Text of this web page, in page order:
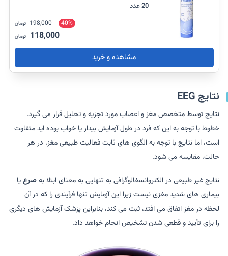
20 عدد
40%
198,000 تومان
118,000 تومان
مشاهده و خرید
نتایج EEG
نتایج توسط متخصص مغز و اعصاب مورد تجزیه و تحلیل قرار می گیرد.
خطوط با توجه به این که فرد در طول آزمایش بیدار یا خواب بوده اید متفاوت
است، اما نتایج با توجه به الگوی های ثابت فعالیت طبیعی مغز، در هر
حالت، مقایسه می شود.
نتایج غیر طبیعی در الکتروانسفالوگرافی به تنهایی به معنای ابتلا بهصرعیا
بیماری های شدید مغزی نیست زیرا این آزمایش تنها فرآیندی را که در آن
لحظه در مغز اتفاق می افتد، ثبت می کند، بنابراین پزشک آزمایش های دیگری
را برای تأیید و قطعی شدن تشخیص انجام خواهد داد.